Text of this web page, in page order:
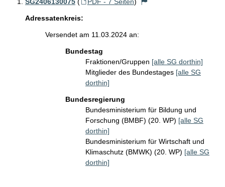
Adressatenkreis:
Versendet am 11.03.2024 an:
Bundestag
Fraktionen/Gruppen [alle SG dorthin]
Mitglieder des Bundestages [alle SG
dorthin]
Bundesregierung
Bundesministerium für Bildung und
Forschung (BMBF) (20. WP) [alle SG
dorthin]
Bundesministerium für Wirtschaft und
Klimaschutz (BMWK) (20. WP) [alle SG
dorthin]